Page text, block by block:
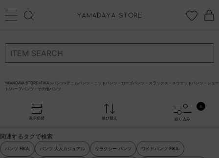
ログイン 新規会員登録
CATEGORYから探す
STORE BRAND・LABELから探す
YAMADAYA STORE > FIKA.>パンツ > デニムパンツ・ニットパンツ・カーゴパンツ・スラックス・スウェットパンツ・ショー
ト/ハーフパンツ・その他パンツ
表示切替 並び替え 絞り込み
8
関連するタグで検索
パンツ FIKA. パンツ 大人カジュアル リラクシー パンツ ワイドパンツ FIKA.
ログイン